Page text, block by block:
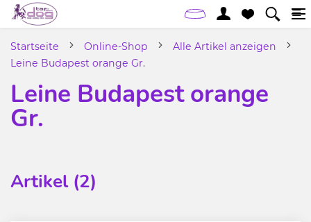
Startseite Online-Shop
Alle Artikel anzeigen
Leine Budapest orange Gr.
Leine Budapest orange
Gr.
Artikel (2)